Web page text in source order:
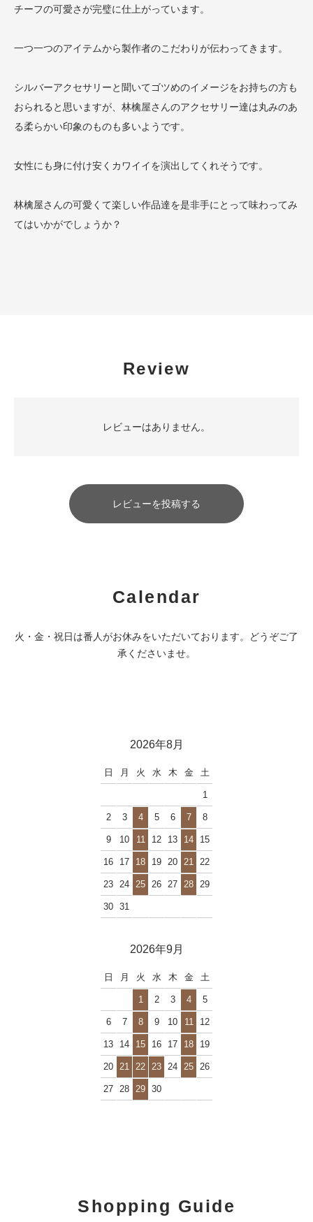
チーフの可愛さが完璧に仕上がっています。
一つ一つのアイテムから製作者のこだわりが伝わってきます。
シルバーアクセサリーと聞いてゴツめのイメージをお持ちの方も
おられると思いますが、林檎屋さんのアクセサリー達は丸みのあ
る柔らかい印象のものも多いようです。
女性にも身に付け安くカワイイを演出してくれそうです。
林檎屋さんの可愛くて楽しい作品達を是非手にとって味わってみ
てはいかがでしょうか？
Review
レビューはありません。
レビューを投稿する
Calendar
火・金・祝日は番人がお休みをいただいております。どうぞご了
承くださいませ。
2026年8月
日 月 火 水 木 金 土
1
2 3 4 5 6 7 8
9 10 11 12 13 14 15
16 17 18 19 20 21 22
23 24 25 26 27 28 29
30 31
2026年9月
日 月 火 水 木 金 土
1 2 3 4 5
6 7 8 9 10 11 12
13 14 15 16 17 18 19
20 21 22 23 24 25 26
27 28 29 30
Shopping Guide